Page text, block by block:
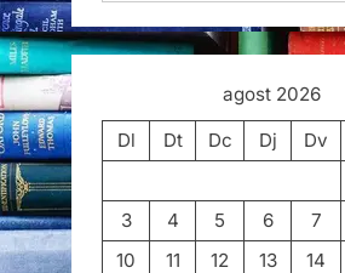
agost 2026
Dl
Dt Dc Dj Dv
3
4 5 6 7
10
11 12 13 14